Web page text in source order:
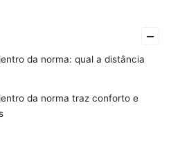
–
da norma: qual a distância
da norma traz conforto e